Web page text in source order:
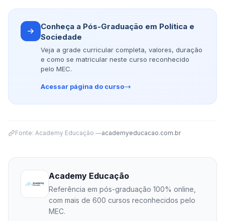
Conheça a Pós-Graduação em Política e
Sociedade
Veja a grade curricular completa, valores, duração
e como se matricular neste curso reconhecido
pelo MEC.
Acessar página do curso
Fonte: Academy Educação —academyeducacao.com.br
Academy Educação
Referência em pós-graduação 100% online,
com mais de 600 cursos reconhecidos pelo
MEC.